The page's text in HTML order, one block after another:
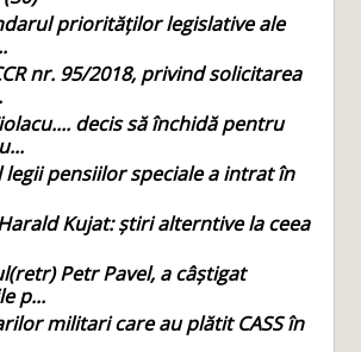
priorităților legislative ale
nr. 95/2018, privind solicitarea
decis să închidă pentru
legii pensiilor speciale a intrat în
Kujat: știri alterntive la ceea
Petr Pavel, a câștigat
p...
militari care au plătit CASS în